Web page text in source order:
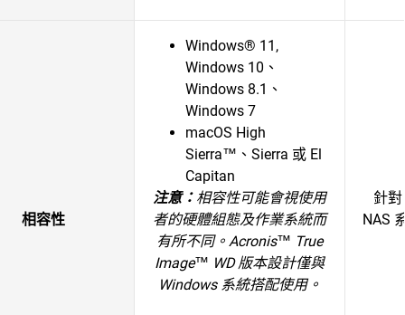
相容性
Windows® 11,
Windows 10、
Windows 8.1、
Windows 7
macOS High
Sierra™、Sierra 或 El
Capitan
注意： 相容性可能會視使用
者的硬體組態及作業系統而
有所不同。 Acronis™ True
Image™ WD 版本設計僅與
Windows 系統搭配使用。
針
NAS